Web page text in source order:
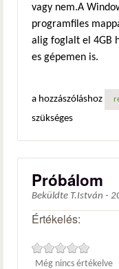
vagy nem.A
programfiles
alig foglalt el 4GB
es gépemen is.
a hozzászóláshoz
szükséges
Próbálom
Beküldte T.István -
Értékelés:
Még nincs értékelve